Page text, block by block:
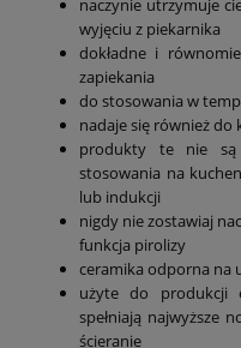
naczynie utrzymuje
wyjęciu z piekarnika
dokładne i
zapiekania
do stosowania w
nadaje się również
produkty te nie są
stosowania na
lub indukcji
nigdy nie zostawiaj
funkcja pirolizy
ceramika odporna na
użyte do produkcji
spełniają najwyższe
ścieranie